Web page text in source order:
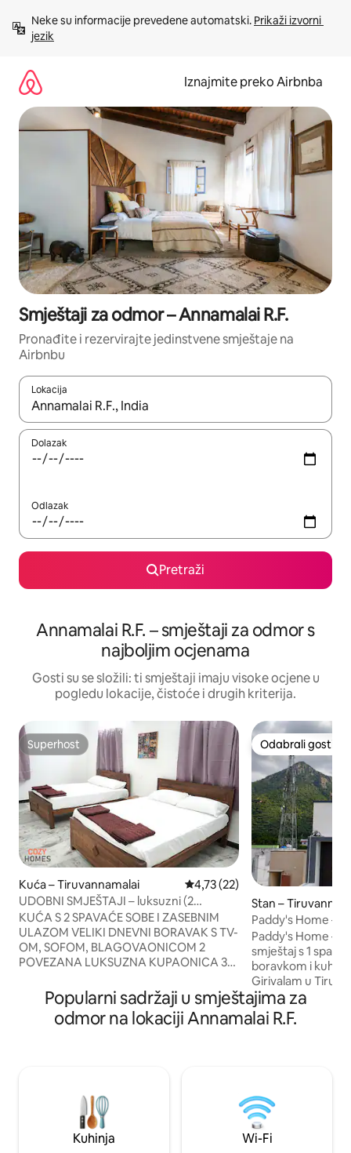
sadržaj
Neke su informacije prevedene automatski. Prikaži izvorni
jezik
Iznajmite preko Airbnba
Smještaji za odmor – Annamalai R.F.
Pronađite i rezervirajte jedinstvene smještaje na
Airbnbu
Lokacija
Kada budu dostupni rezultati, moći ćete ih pregledati
Dolazak
Odlazak
Pretraži
Annamalai R.F. – smještaji za odmor s
najboljim ocjenama
Gosti su se složili: ti smještaji imaju visoke ocjene u
pogledu lokacije, čistoće i drugih kriterija.
Superhost
Superhost
Kuća – Tiruvannamalai Prosječna ocjena: 4,73/5,
4,73 (22)
UDOBNI SMJEŠTAJI – luksuzni (2
spavaće sobe, 3 bračna kreveta (širine
150 – 179 cm))
KUĆA S 2 SPAVAĆE SOBE I ZASEBNIM
ULAZOM VELIKI DNEVNI BORAVAK S TV-
OM, SOFOM, BLAGOVAONICOM 2
POVEZANA LUKSUZNA KUPAONICA 3
KREVETI I POSTELJINA PRIZEMLJE SVE
SOBE S KLIMA-UREĐAJEM BESPLATAN
WI-FI BESPLATAN PARKING 10 MIN/2 km
ograđenim sigurnosnim sustavom +
CCTV, dnevnim boravkom s QLED
televizorom, modernim krevetom s
hotelskim madracem i posteljinom.
Odabrali gosti
Odabrali gosti
Stan –
Paddy's Home –
Paddy's Home –
smještaj s 1
boravkom i
Girivalam u
spavaću sobu s
krevet (Queen),
Fi, prostor za rad,
meditaciju ili
Arunachale.
buka. Parkirno
kotača u sklopu
Popularni sadržaji u smještajima za
odmor na lokaciji Annamalai R.F.
Kuhinja Wi-Fi